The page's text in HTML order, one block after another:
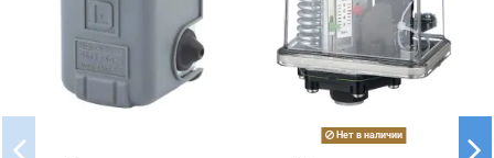
Нет в наличии